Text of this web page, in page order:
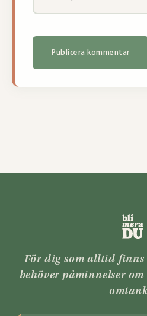
För dig som alltid
behöver påminnelser